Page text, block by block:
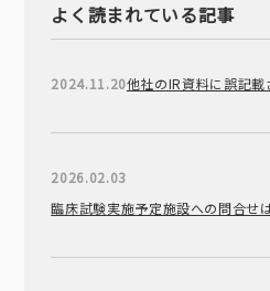
よく読まれている記事
2024.11.20他社のIR資料に誤記載
2026.02.03
臨床試験実施予定施設への問合せ